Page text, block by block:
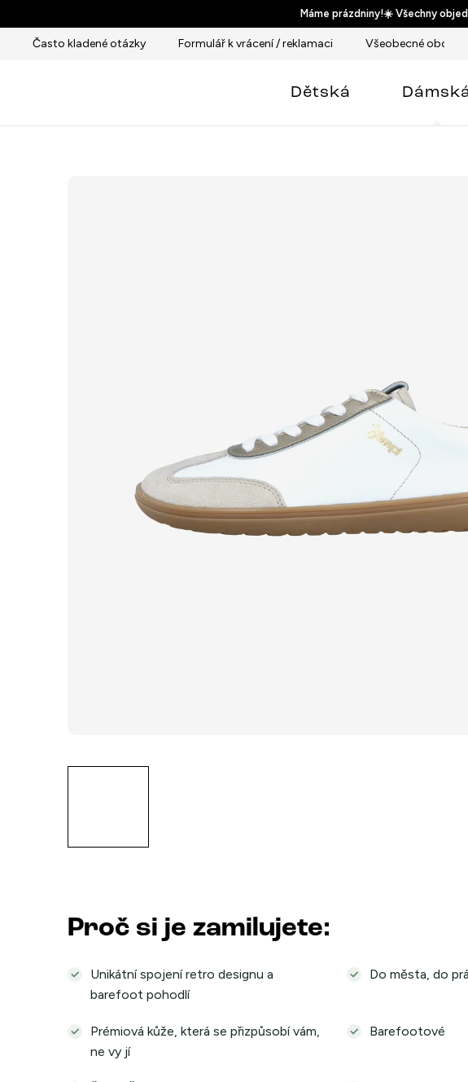
na
obsah
Máme prázdniny!☀️ Všechny
Často kladené otázky Formulář k vrácení / reklamaci Všeobecné
Dětská
Proč si je zamilujete:
Unikátní spojení retro designu a
barefoot pohodlí
Do města, do
Prémiová kůže, která se přizpůsobí vám,
ne vy jí
Barefootové